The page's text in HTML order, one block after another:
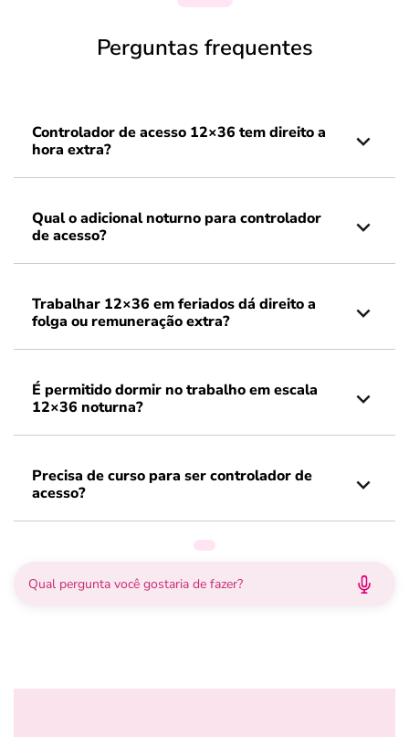
Perguntas frequentes
Controlador de acesso 12×36 tem direito a
hora extra?
Qual o adicional noturno para controlador
de acesso?
Trabalhar 12×36 em feriados dá direito a
folga ou remuneração extra?
É permitido dormir no trabalho em escala
12×36 noturna?
Precisa de curso para ser controlador de
acesso?